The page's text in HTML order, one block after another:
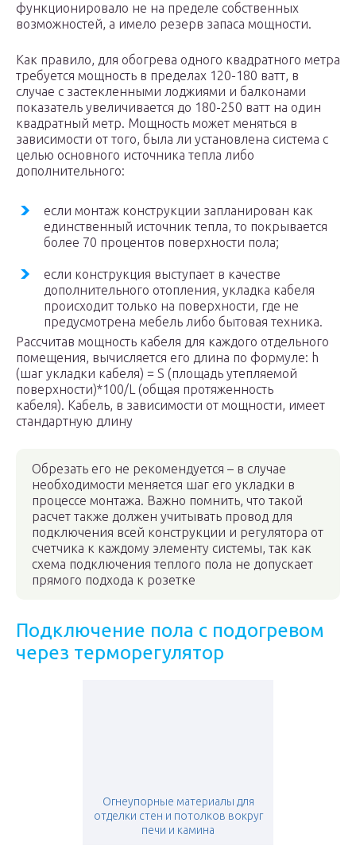
функционировало не на пределе собственных
возможностей, а имело резерв запаса мощности.
Как правило, для обогрева одного квадратного метра
требуется мощность в пределах 120-180 ватт, в
случае с застекленными лоджиями и балконами
показатель увеличивается до 180-250 ватт на один
квадратный метр. Мощность может меняться в
зависимости от того, была ли установлена система с
целью основного источника тепла либо
дополнительного:
если монтаж конструкции запланирован как
единственный источник тепла, то покрывается
более 70 процентов поверхности пола;
если конструкция выступает в качестве
дополнительного отопления, укладка кабеля
происходит только на поверхности, где не
предусмотрена мебель либо бытовая техника.
Рассчитав мощность кабеля для каждого отдельного
помещения, вычисляется его длина по формуле: h
(шаг укладки кабеля) = S (площадь утепляемой
поверхности)*100/L (общая протяженность
кабеля). Кабель, в зависимости от мощности, имеет
стандартную длину
Обрезать его не рекомендуется – в случае
необходимости меняется шаг его укладки в
процессе монтажа. Важно помнить, что такой
расчет также должен учитывать провод для
подключения всей конструкции и регулятора от
счетчика к каждому элементу системы, так как
схема подключения теплого пола не допускает
прямого подхода к розетке
Подключение пола с подогревом
через терморегулятор
Огнеупорные материалы для
отделки стен и потолков вокруг
печи и камина